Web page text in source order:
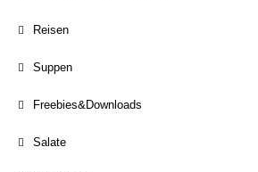
Reisen
Suppen
Freebies&Downloads
Salate